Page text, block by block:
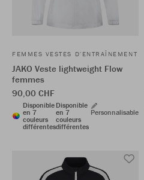
FEMMES VESTES D'ENTRAÎNEMENT
JAKO Veste lightweight Flow
femmes
90,00 CHF
Disponible
en 7
couleurs
différentes
Disponible
en 7
couleurs
différentes
Personnalisable